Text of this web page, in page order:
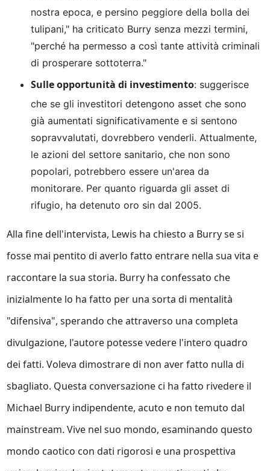
nostra epoca, e persino peggiore della bolla dei
tulipani," ha criticato Burry senza mezzi termini,
"perché ha permesso a così tante attività criminali
di prosperare sottoterra."
Sulle opportunità di investimento: suggerisce
che se gli investitori detengono asset che sono
già aumentati significativamente e si sentono
sopravvalutati, dovrebbero venderli. Attualmente,
le azioni del settore sanitario, che non sono
popolari, potrebbero essere un'area da
monitorare. Per quanto riguarda gli asset di
rifugio, ha detenuto oro sin dal 2005.
Alla fine dell'intervista, Lewis ha chiesto a Burry se si
fosse mai pentito di averlo fatto entrare nella sua vita e
raccontare la sua storia. Burry ha confessato che
inizialmente lo ha fatto per una sorta di mentalità
"difensiva", sperando che attraverso una completa
divulgazione, l'autore potesse vedere l'intero quadro
dei fatti. Voleva dimostrare di non aver fatto nulla di
sbagliato. Questa conversazione ci ha fatto rivedere il
Michael Burry indipendente, acuto e non temuto dal
mainstream. Vive nel suo mondo, esaminando questo
mondo caotico con dati rigorosi e una prospettiva